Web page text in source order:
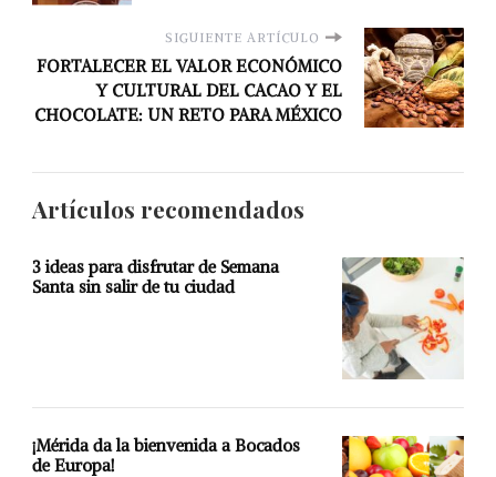
SIGUIENTE ARTÍCULO
FORTALECER EL VALOR ECONÓMICO
Y CULTURAL DEL CACAO Y EL
CHOCOLATE: UN RETO PARA MÉXICO
Artículos recomendados
3 ideas para disfrutar de Semana
Santa sin salir de tu ciudad
¡Mérida da la bienvenida a Bocados
de Europa!